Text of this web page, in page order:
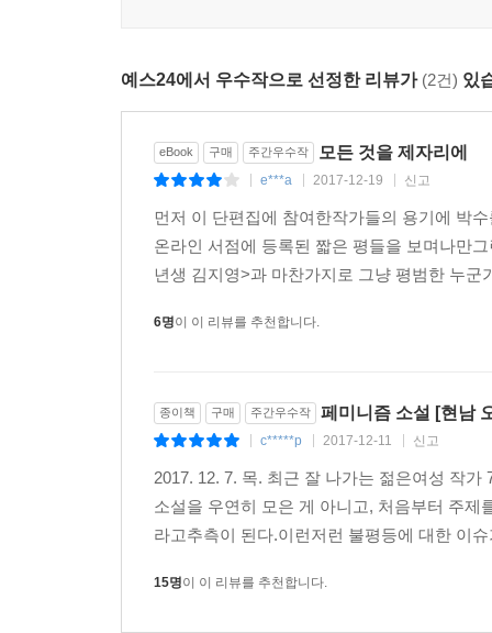
섹스어필을 해서도 안 되고, 사랑에 빠져서도 안
사실, 우스운 것이다. 왜냐하면 이런 풍의 소설에
때문이다.”라고 손보미 작가는 말한다. 여성을
자포자기한 ‘그녀’와 안간힘을 다해 그녀의 재기
「하르피아이와 축제의 밤」(구병모)과 「화성
되돌아갈 수 없는 어느 낯선 섬에서 벗을 수 없
목숨을 위협받는 주인공 ‘표’의 이야기다. 이 상
적 없는” 사람의 생생한 공포를 그려내는 이 소설
‘나’는 임신한 암컷이었고 이 사실을 알게 된 ‘라이
비인간이든, 생물이든 비생물이든 상관없이 함
“나는 이 모든 풍경에, 익숙한 이미지와 친구
아이에게 건네고 싶어진다. 나는 온 우주에서 오
예스24에서 우수작으로 선정한 리뷰가 (2건) 있
eBook 구매 주간우수작 모든 것을 제자리에
e***a 2017-12-19 신고
먼저 이 단편집에 참여한작가들의 용기에 박
온라인 서점에 등록된 짧은 평들을 보며나만
년생 김지영>과 마찬가지로 그냥 평범한 누
6명이 이 리뷰를 추천합니다.
종이책 구매 주간우수작 페미니즘 소설 [현남
c*****p 2017-12-11 신고
2017. 12. 7. 목. 최근 잘 나가는 젊은여성 작
소설을 우연히 모은 게 아니고, 처음부터 주
라고추측이 된다.이런저런 불평등에 대한 이
15명이 이 리뷰를 추천합니다.